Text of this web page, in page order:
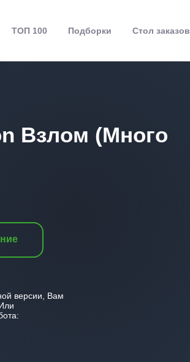
ТОП 100 Подборки Стол заказов
Взлом (Много
версии, Вам